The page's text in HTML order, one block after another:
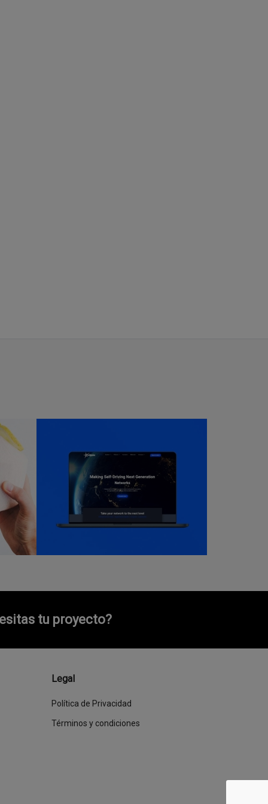
tu proyecto?
Legal
Política de Privacidad
Términos y condiciones